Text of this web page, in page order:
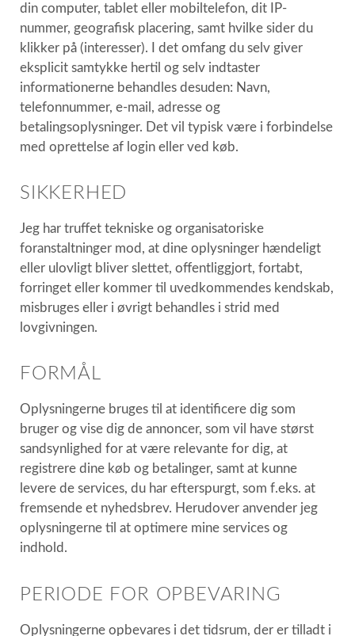
din computer, tablet eller mobiltelefon, dit IP-
nummer, geografisk placering, samt hvilke sider du
klikker på (interesser). I det omfang du selv giver
eksplicit samtykke hertil og selv indtaster
informationerne behandles desuden: Navn,
telefonnummer, e-mail, adresse og
betalingsoplysninger. Det vil typisk være i forbindelse
med oprettelse af login eller ved køb.
SIKKERHED
Jeg har truffet tekniske og organisatoriske
foranstaltninger mod, at dine oplysninger hændeligt
eller ulovligt bliver slettet, offentliggjort, fortabt,
forringet eller kommer til uvedkommendes kendskab,
misbruges eller i øvrigt behandles i strid med
lovgivningen.
FORMÅL
Oplysningerne bruges til at identificere dig som
bruger og vise dig de annoncer, som vil have størst
sandsynlighed for at være relevante for dig, at
registrere dine køb og betalinger, samt at kunne
levere de services, du har efterspurgt, som f.eks. at
fremsende et nyhedsbrev. Herudover anvender jeg
oplysningerne til at optimere mine services og
indhold.
PERIODE FOR OPBEVARING
Oplysningerne opbevares i det tidsrum, der er tilladt i